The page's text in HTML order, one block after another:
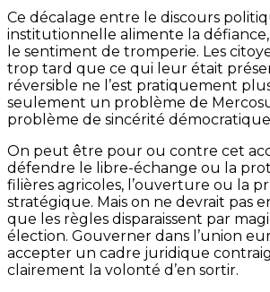
Ce décalage entre le discours
institutionnelle alimente la
le sentiment de tromperie. Les
trop tard que ce qui leur était
réversible ne l’est pratiquement
seulement un problème de
problème de sincérité
On peut être pour ou contre cet
défendre le libre-échange ou la
filières agricoles, l’ouverture ou la
stratégique. Mais on ne devrait pas
que les règles disparaissent par
élection. Gouverner dans l’union
accepter un cadre juridique
clairement la volonté d’en sortir.